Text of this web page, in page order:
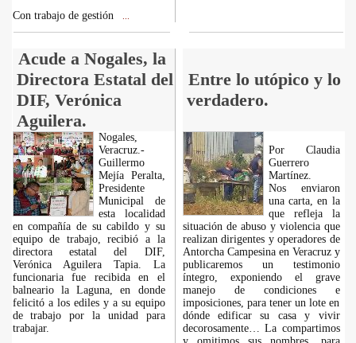
Con trabajo de gestión
Acude a Nogales, la
Directora Estatal del
DIF, Verónica
Aguilera.
Entre lo utópico y lo
verdadero.
Nogales,
Veracruz.-
Guillermo
Mejía Peralta,
Presidente
Municipal de
esta localidad
en compañía de su cabildo y su
equipo de trabajo, recibió a la
directora estatal del DIF,
Verónica Aguilera Tapia. La
funcionaria fue recibida en el
balneario la Laguna, en donde
felicitó a los ediles y a su equipo
de trabajo por la unidad para
trabajar.
Por Claudia
Guerrero
Martínez.
Nos enviaron
una carta, en la
que refleja la
situación de abuso y violencia que
realizan dirigentes y operadores de
Antorcha Campesina en Veracruz y
publicaremos un testimonio
íntegro, exponiendo el grave
manejo de condiciones e
imposiciones, para tener un lote en
dónde edificar su casa y vivir
decorosamente… La compartimos